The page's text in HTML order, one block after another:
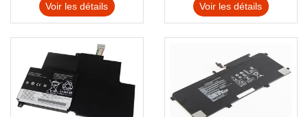
Voir les détails Voir les détails